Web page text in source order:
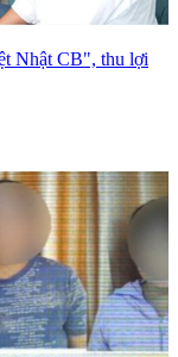
Nhật CB", thu lợi